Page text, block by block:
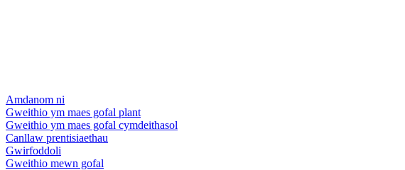
Amdanom ni
Gweithio ym maes gofal plant
Gweithio ym maes gofal cymdeithasol
Canllaw prentisiaethau
Gwirfoddoli
Gweithio mewn gofal